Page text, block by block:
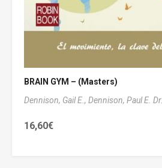
BRAIN GYM – (Masters)
Dennison, Gail E., Dennison, Paul E. Dr.
16,60€